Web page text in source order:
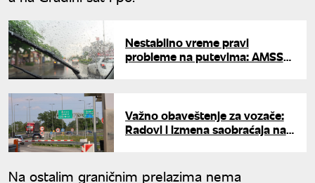
Nestabilno vreme pravi
probleme na putevima: AMSS
Važno obaveštenje za vozače:
Radovi i izmena saobraćaja na
Na ostalim graničnim prelazima nema